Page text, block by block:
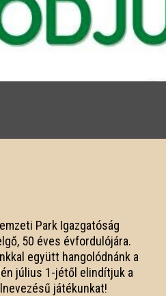
Park Igazgatóság
50 éves évfordulójára.
együtt hangolódnánk a
július 1-jétől elindítjuk a
játékunkat!